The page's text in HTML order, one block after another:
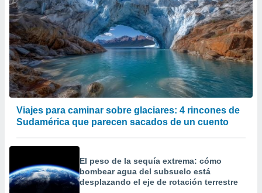
Viajes para caminar sobre glaciares: 4 rincones de
Sudamérica que parecen sacados de un cuento
El peso de la sequía extrema: cómo
bombear agua del subsuelo está
desplazando el eje de rotación terrestre